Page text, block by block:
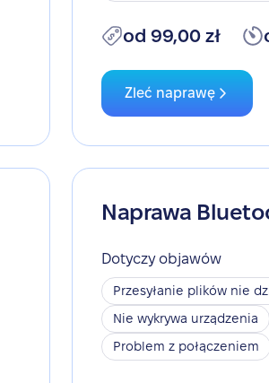
od 99,00 zł
Zleć naprawę
Naprawa
Dotyczy objawów
Przesyłanie plików nie
Nie wykrywa urządzenia
Problem z połączeniem